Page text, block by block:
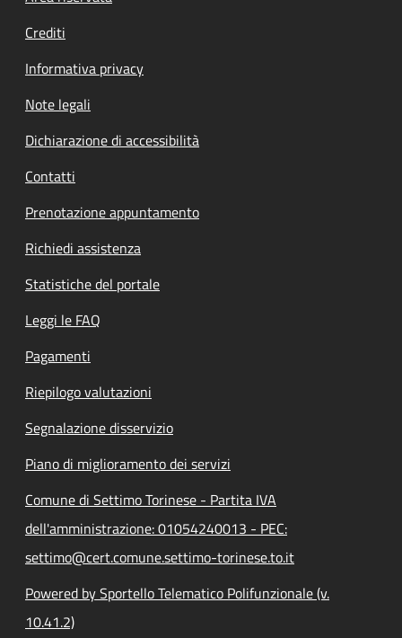
Crediti
Informativa privacy
Note legali
Dichiarazione di accessibilità
Contatti
Prenotazione appuntamento
Richiedi assistenza
Statistiche del portale
Leggi le FAQ
Pagamenti
Riepilogo valutazioni
Segnalazione disservizio
Piano di miglioramento dei servizi
Comune di Settimo Torinese - Partita IVA
dell'amministrazione: 01054240013 - PEC:
settimo@cert.comune.settimo-torinese.to.it
Powered by Sportello Telematico Polifunzionale (v.
10.41.2)